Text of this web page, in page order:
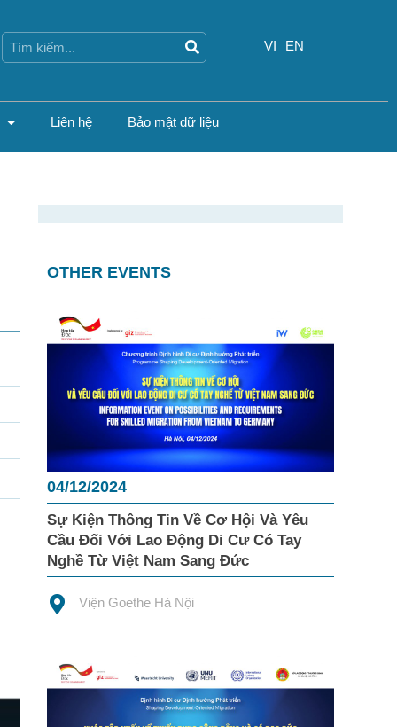
VI
EN
Liên hệ Bảo mật dữ liệu
OTHER EVENTS
04/12/2024
Sự Kiện Thông Tin Về Cơ Hội Và Yêu
Cầu Đối Với Lao Động Di Cư Có Tay
Nghề Từ Việt Nam Sang Đức
Viện Goethe Hà Nội